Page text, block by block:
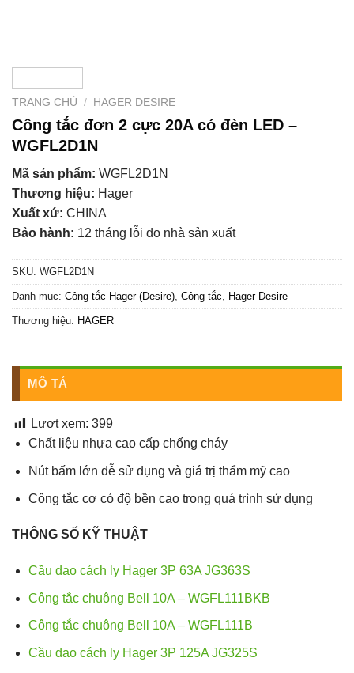
TRANG CHỦ / HAGER DESIRE
Công tắc đơn 2 cực 20A có đèn LED –
WGFL2D1N
Mã sản phẩm: WGFL2D1N
Thương hiệu: Hager
Xuất xứ: CHINA
Bảo hành: 12 tháng lỗi do nhà sản xuất
SKU: WGFL2D1N
Danh mục: Công tắc Hager (Desire) Công tắc Hager Desire
Thương hiệu: HAGER
MÔ TẢ
Lượt xem: 399
Chất liệu nhựa cao cấp chống cháy
Nút bấm lớn dễ sử dụng và giá trị thẩm mỹ cao
Công tắc cơ có độ bền cao trong quá trình sử dụng
THÔNG SỐ KỸ THUẬT
Cầu dao cách ly Hager 3P 63A JG363S
Công tắc chuông Bell 10A – WGFL111BKB
Công tắc chuông Bell 10A – WGFL111B
Cầu dao cách ly Hager 3P 125A JG325S